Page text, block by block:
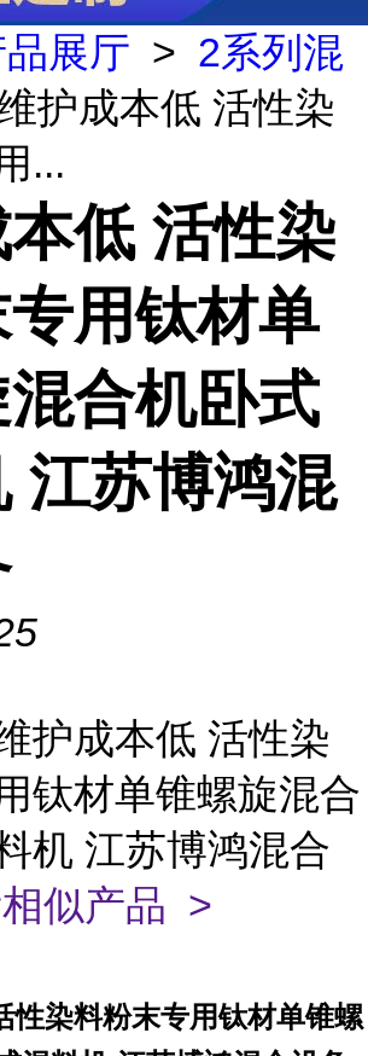
品展厅 > 2系列混
护成本低 活性染
...
低 活性染
用钛材单
合机卧式
江苏博鸿混
护成本低 活性染
钛材单锥螺旋混合
机 江苏博鸿混合
似产品 >
性染料粉末专用钛材单锥螺